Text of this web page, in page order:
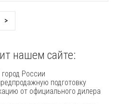
>
нашем сайте:
России
подготовку
от официального дилера